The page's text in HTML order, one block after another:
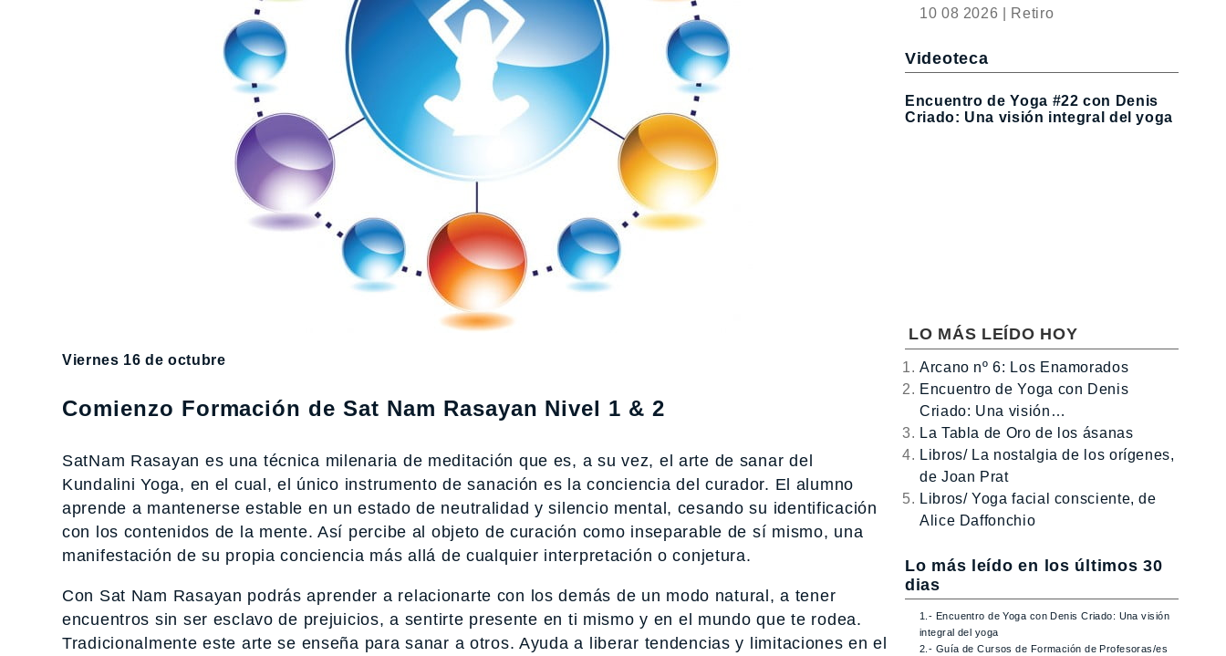
Viernes 16 de octubre
Comienzo Formación de Sat Nam Rasayan Nivel 1 & 2
SatNam Rasayan es una técnica milenaria de meditación que es, a su vez, el arte de sanar del
Kundalini Yoga, en el cual, el único instrumento de sanación es la conciencia del curador. El alumno
aprende a mantenerse estable en un estado de neutralidad y silencio mental, cesando su identificación
con los contenidos de la mente. Así percibe al objeto de curación como inseparable de sí mismo, una
manifestación de su propia conciencia más allá de cualquier interpretación o conjetura.
Con Sat Nam Rasayan podrás aprender a relacionarte con los demás de un modo natural, a tener
encuentros sin ser esclavo de prejuicios, a sentirte presente en ti mismo y en el mundo que te rodea.
Tradicionalmente este arte se enseña para sanar a otros. Ayuda a liberar tendencias y limitaciones en el
10 08 2026 | Retiro
Videoteca
Encuentro de Yoga #22 con Denis
Criado: Una visión integral del yoga
LO MÁS LEÍDO HOY
Arcano nº 6: Los Enamorados
Encuentro de Yoga con Denis
Criado: Una visión…
La Tabla de Oro de los ásanas
Libros/ La nostalgia de los orígenes,
de Joan Prat
Libros/ Yoga facial consciente, de
Alice Daffonchio
Lo más leído en los últimos 30
dias
1.- Encuentro de Yoga con Denis Criado: Una visión
integral del yoga
2.- Guía de Cursos de Formación de Profesoras/es